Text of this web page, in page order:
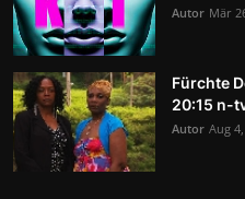
Autor Mär
Fürchte
20:15 n-
Autor Aug